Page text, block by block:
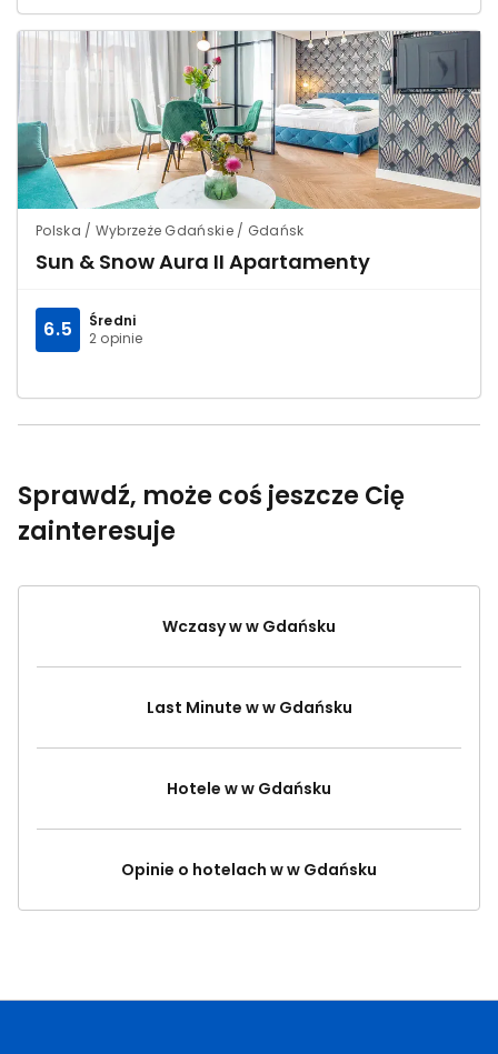
Polska / Wybrzeże Gdańskie / Gdańsk
Sun & Snow Aura II Apartamenty
Średni
2 opinie
6.5
Sprawdź, może coś jeszcze Cię
zainteresuje
Wczasy w w Gdańsku
Last Minute w w Gdańsku
Hotele w w Gdańsku
Opinie o hotelach w w Gdańsku